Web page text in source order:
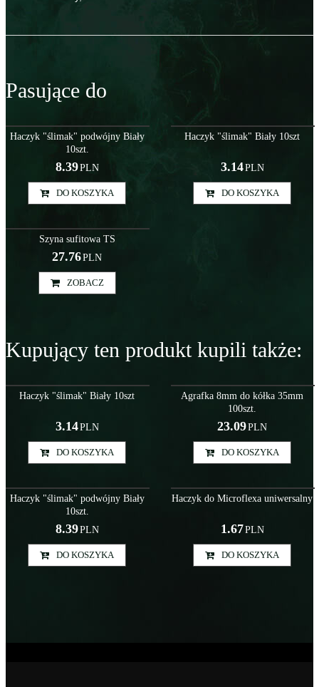
Pasujące do
Haczyk "ślimak" podwójny Biały
10szt.
8.39PLN
DO KOSZYKA
Haczyk "ślimak" Biały 10szt
3.14PLN
DO KOSZYKA
Szyna sufitowa TS
27.76PLN
ZOBACZ
Kupujący ten produkt kupili także:
Haczyk "ślimak" Biały 10szt
3.14PLN
DO KOSZYKA
Agrafka 8mm do kółka 35mm
100szt.
23.09PLN
DO KOSZYKA
Haczyk "ślimak" podwójny Biały
10szt.
8.39PLN
DO KOSZYKA
Haczyk do Microflexa uniwersalny
1.67PLN
DO KOSZYKA